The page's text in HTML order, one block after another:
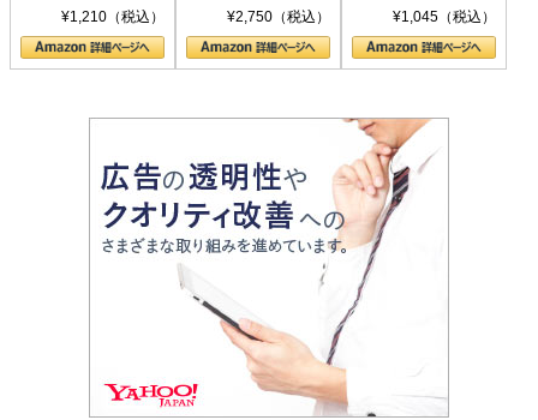
シリーズ)¥1,210（税込）
〈ヤヌス〉の二つ
の顔
¥2,750（税込）
ル新書)¥1,045（税込）